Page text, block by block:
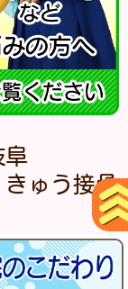
阜
ゅう接骨